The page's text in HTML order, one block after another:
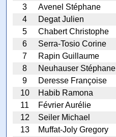
3
Avenel Stéphane
4
Degat Julien
5
Chabert Christophe
6
Serra-Tosio Corine
7
Rapin Guillaume
8
Neuhauser Stéphane
9
Deresse Françoise
10
Habib Ramona
11
Février Aurélie
12
Seiler Michael
13
Muffat-Joly Gregory